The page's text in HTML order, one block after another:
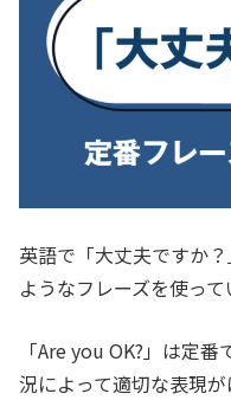
英語で「大丈夫ですか
ようなフレーズを使って
「Are you OK?」は定
況によって適切な表現が